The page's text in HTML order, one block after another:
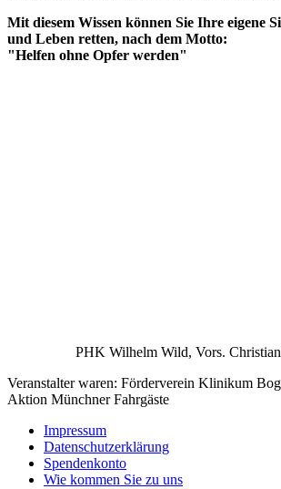
Mit diesem Wissen können Sie Ihre eigene
und Leben retten, nach dem Motto:
"Helfen ohne Opfer werden"
PHK Wilhelm Wild, Vors.
Veranstalter waren: Förderverein Klinikum
Aktion Münchner Fahrgäste
Impressum
Datenschutzerklärung
Spendenkonto
Wie kommen Sie zu uns